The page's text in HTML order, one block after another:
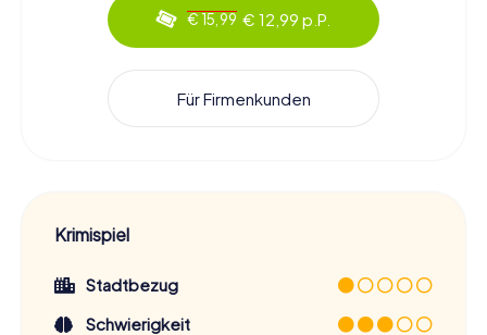
€ 15,99 € 12,99 p.P.
Für Firmenkunden
Krimispiel
Stadtbezug
Schwierigkeit